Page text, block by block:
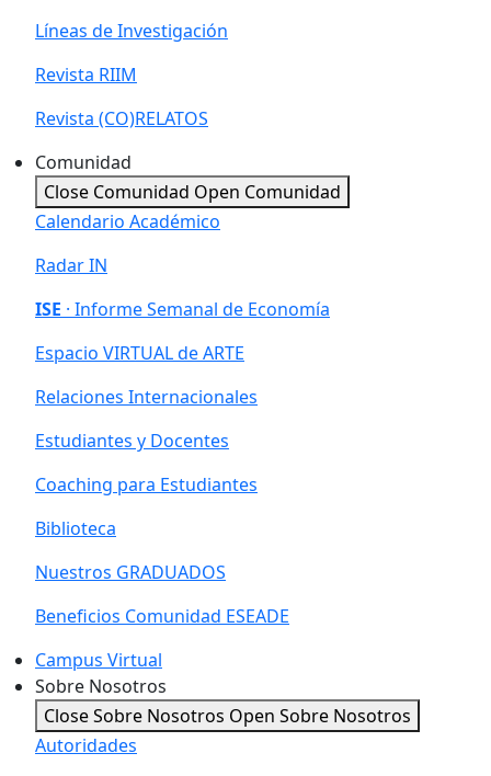
Líneas de Investigación
Revista RIIM
Revista (CO)RELATOS
Comunidad
Close Comunidad Open Comunidad
Calendario Académico
Radar IN
ISE · Informe Semanal de Economía
Espacio VIRTUAL de ARTE
Relaciones Internacionales
Estudiantes y Docentes
Coaching para Estudiantes
Biblioteca
Nuestros GRADUADOS
Beneficios Comunidad ESEADE
Campus Virtual
Sobre Nosotros
Close Sobre Nosotros Open Sobre Nosotros
Autoridades